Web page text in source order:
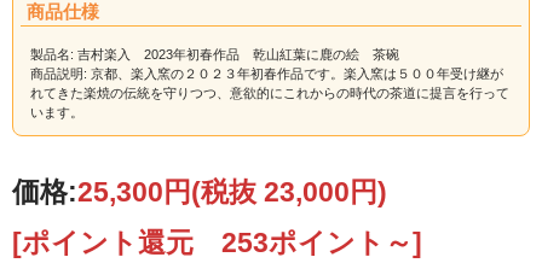
後ほど、訂正してお知らせいたします。
奈良の秋を想い、紅葉に隠れた鹿を描きました。
木箱入
【ご注意】在庫がない場合は、ご注文確定後に制
商品仕様
製品名: 吉村楽入 2023年初春作品 乾山紅葉に鹿の絵 茶碗
商品説明: 京都、楽入窯の２０２３年初春作品です。楽入窯は５００年受け継が
れてきた楽焼の伝統を守りつつ、意欲的にこれからの時代の茶道に提言を行って
います。
価格:25,300円(税抜 23,000円)
[ポイント還元 253ポイント～]